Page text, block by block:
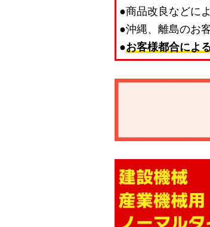
●商品改良などに
●沖縄、離島のお
●お客様都合によ